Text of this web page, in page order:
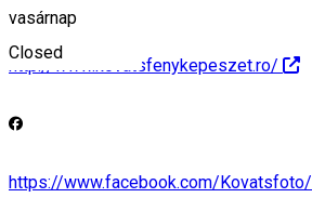
vasárnap
Closed
http://www.kovatsfenykepeszet.ro/
https://www.facebook.com/Kovatsfoto/